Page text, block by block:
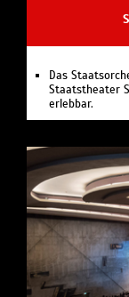
Das
Staatstheater
erlebbar.